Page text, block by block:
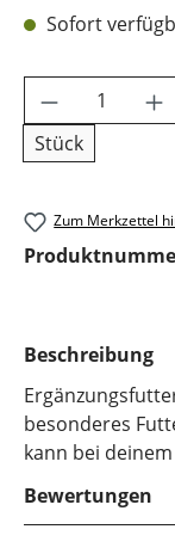
Sofort
Produkt
Stück
Zum Merkzettel
Beschreibung
besonderes
kann bei
Bewertungen